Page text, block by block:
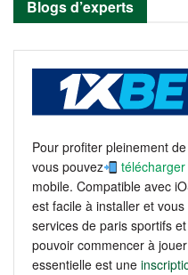
Blogs d’experts
Pour profiter pleinement
vous pouvez
mobile. Compatible avec
est facile à installer et
services de paris sportifs
pouvoir commencer à
essentielle est une